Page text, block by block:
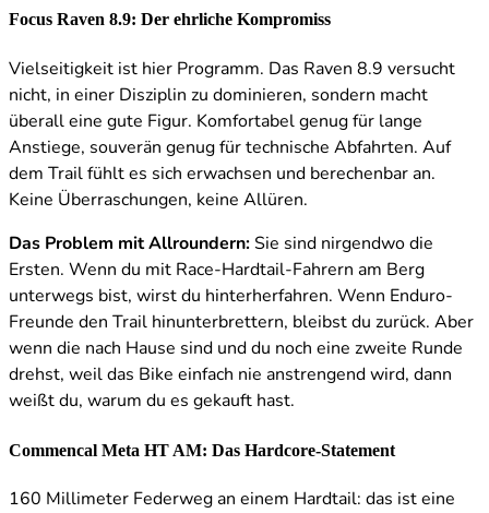
Focus Raven 8.9: Der ehrliche Kompromiss
Vielseitigkeit ist hier Programm. Das Raven 8.9 versucht
nicht, in einer Disziplin zu dominieren, sondern macht
überall eine gute Figur. Komfortabel genug für lange
Anstiege, souverän genug für technische Abfahrten. Auf
dem Trail fühlt es sich erwachsen und berechenbar an.
Keine Überraschungen, keine Allüren.
Das Problem mit Allroundern: Sie sind nirgendwo die
Ersten. Wenn du mit Race-Hardtail-Fahrern am Berg
unterwegs bist, wirst du hinterherfahren. Wenn Enduro-
Freunde den Trail hinunterbrettern, bleibst du zurück. Aber
wenn die nach Hause sind und du noch eine zweite Runde
drehst, weil das Bike einfach nie anstrengend wird, dann
weißt du, warum du es gekauft hast.
Commencal Meta HT AM: Das Hardcore-Statement
160 Millimeter Federweg an einem Hardtail: das ist eine